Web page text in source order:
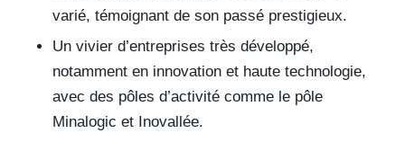
varié, témoignant de son passé prestigieux.
Un vivier d’entreprises très développé,
notamment en innovation et haute technologie,
avec des pôles d’activité comme le pôle
Minalogic et Inovallée.